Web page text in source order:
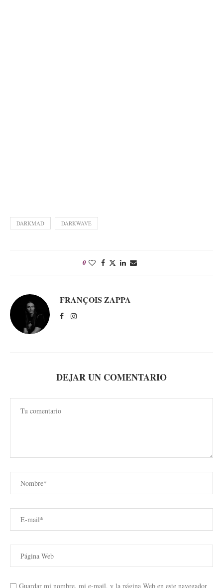
DARKMAD DARKWAVE
0
FRANÇOIS ZAPPA
DEJAR UN COMENTARIO
Guardar mi nombre, mi e-mail, y la página Web en este navegador